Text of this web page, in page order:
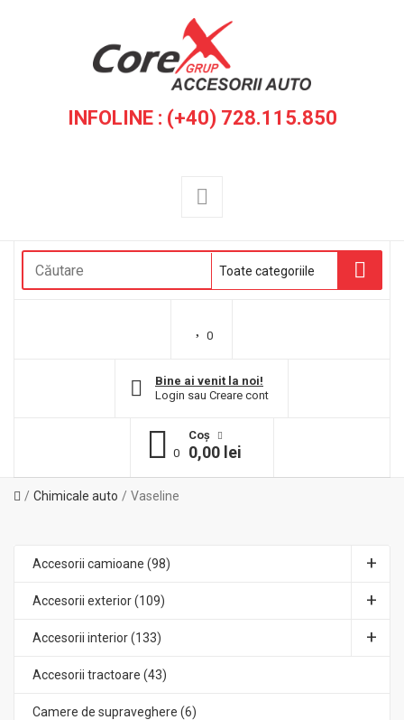
INFOLINE : (+40) 728.115.850
0
Bine ai venit la noi!
Login sau Creare cont
Coş
0
0,00 lei
Chimicale auto Vaseline
Accesorii camioane (98)
Accesorii exterior (109)
Accesorii interior (133)
Accesorii tractoare (43)
Camere de supraveghere (6)